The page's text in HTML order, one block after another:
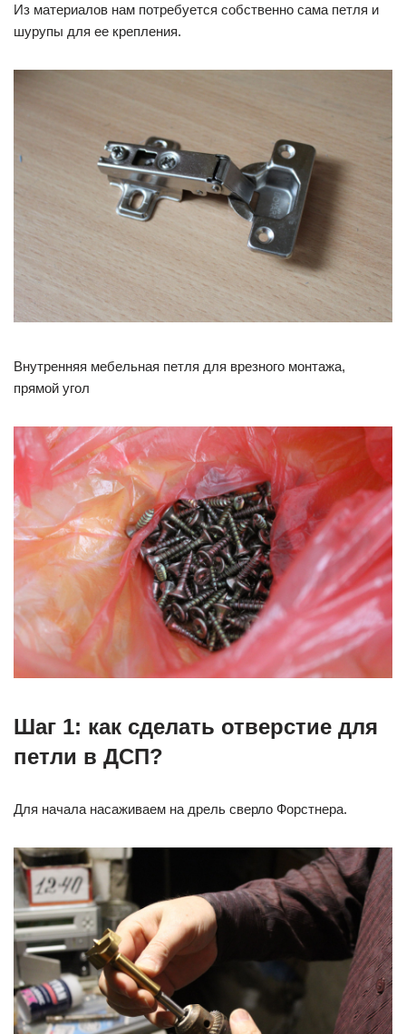
Из материалов нам потребуется собственно сама петля и
шурупы для ее крепления.
Внутренняя мебельная петля для врезного монтажа,
прямой угол
Шаг 1: как сделать отверстие для
петли в ДСП?
Для начала насаживаем на дрель сверло Форстнера.